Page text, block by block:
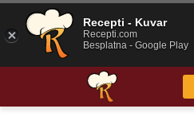
Recepti - Kuvar
Recepti.com
Besplatna - Google Play